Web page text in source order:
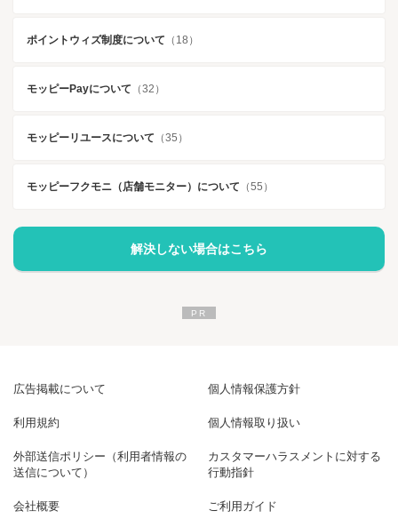
ポイントウィズ制度について （18）
モッピーPayについて （32）
モッピーリユースについて （35）
モッピーフクモニ（店舗モニター）について （55）
解決しない場合はこちら
広告掲載について 個人情報保護方針
利用規約 個人情報取り扱い
外部送信ポリシー（利用者情報の
送信について）
カスタマーハラスメントに対する
行動指針
会社概要 ご利用ガイド